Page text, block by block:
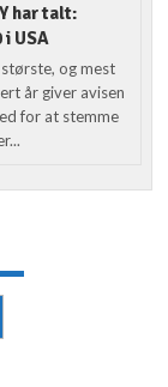
har talt:
i USA
og mest
år giver avisen
for at stemme